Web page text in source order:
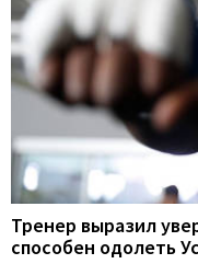
Тренер выразил
способен одолеть